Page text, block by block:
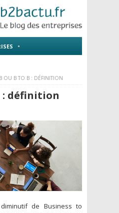
OU B TO B : DÉFINITION
: définition
de Business to